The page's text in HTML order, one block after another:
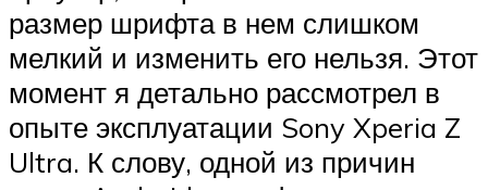
размер шрифта в нем слишком
мелкий и изменить его нельзя. Этот
момент я детально рассмотрел в
опыте эксплуатации Sony Xperia Z
Ultra. К слову, одной из причин